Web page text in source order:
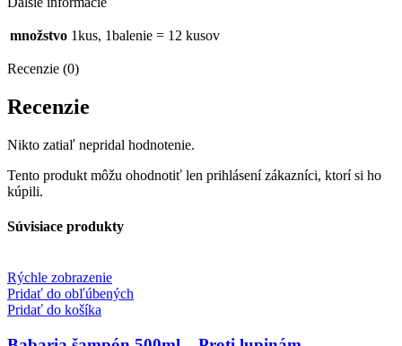
množstvo 1kus, 1balenie = 12 kusov
Recenzie (0)
Recenzie
Nikto zatiaľ nepridal hodnotenie.
Tento produkt môžu ohodnotiť len prihlásení zákazníci, ktorí si ho
kúpili.
Súvisiace produkty
Rýchle zobrazenie
Pridať do obľúbených
Pridať do košíka